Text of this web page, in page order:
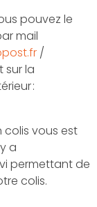
pouvez le
mail
/
sur la
:
colis vous est
a
permettant de
colis.